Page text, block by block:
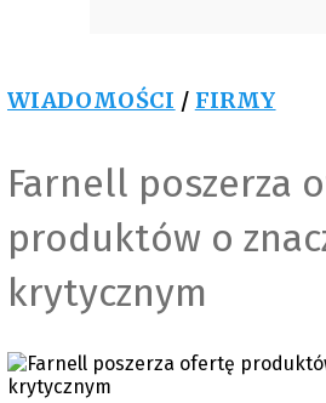
WIADOMOŚCI / FIRMY
Farnell poszerza
produktów o
krytycznym